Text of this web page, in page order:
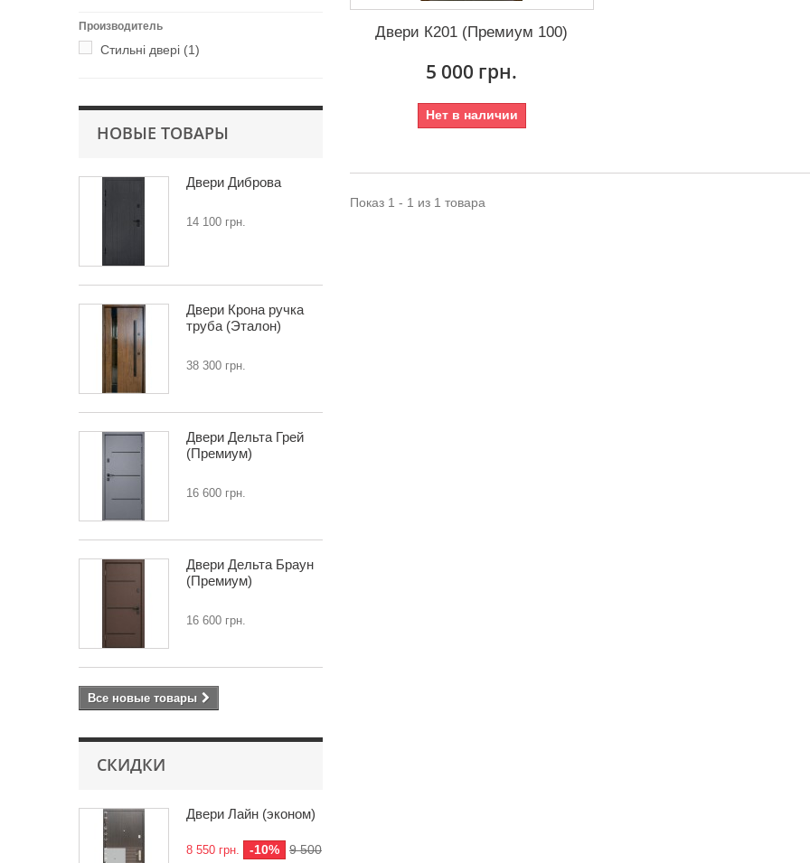
Производитель
Стильні двері (1)
НОВЫЕ ТОВАРЫ
Двери Диброва
14 100 грн.
Двери Крона ручка
труба (Эталон)
38 300 грн.
Двери Дельта Грей
(Премиум)
16 600 грн.
Двери Дельта Браун
(Премиум)
16 600 грн.
Все новые товары
СКИДКИ
Двери Лайн (эконом)
8 550 грн. -10%
9 500
Двери К201 (Премиум 100)
5 000 грн.
Нет в наличии
Показ 1 - 1 из 1 товара